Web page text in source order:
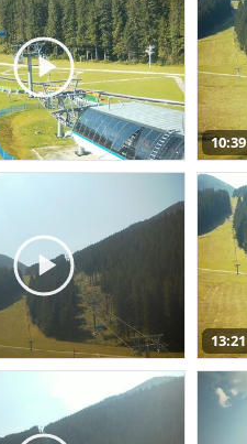
10:39
13:21